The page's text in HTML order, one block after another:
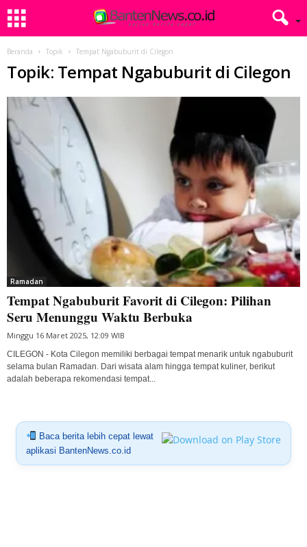
Beranda Topik Tempat Ngabuburit di Cilegon
Topik: Tempat Ngabuburit di Cilegon
Ramadan
Tempat Ngabuburit Favorit di Cilegon: Pilihan
Seru Menunggu Waktu Berbuka
Minggu 16 Maret 2025, 12:09 WIB
CILEGON - Kota Cilegon memiliki berbagai tempat menarik untuk ngabuburit
selama bulan Ramadan. Dari wisata alam hingga tempat kuliner, berikut
adalah beberapa rekomendasi tempat...
Baca berita lebih cepat lewat
aplikasi BantenNews.co.id